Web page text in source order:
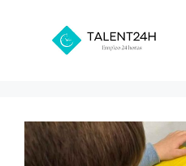
contenido